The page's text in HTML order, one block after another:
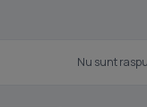
Nu sunt